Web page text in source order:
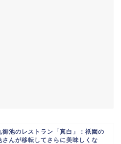
御池のレストラン「真白」：祇園の
さんが移転してさらに美味しくな